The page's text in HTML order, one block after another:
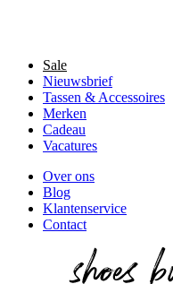
Sale
Nieuwsbrief
Tassen & Accessoires
Merken
Cadeau
Vacatures
Over ons
Blog
Klantenservice
Contact